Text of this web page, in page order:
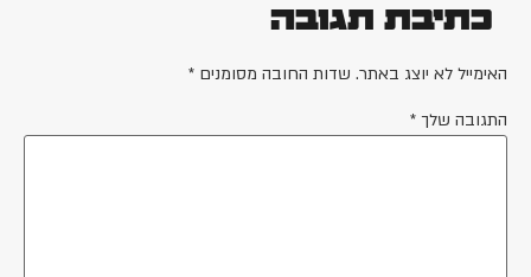
כתיבת תגובה
האימייל לא יוצג באתר. שדות החובה מסומנים *
התגובה שלך *